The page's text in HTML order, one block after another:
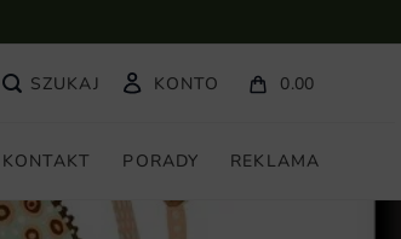
KONTO 0.00
KONTAKT PORADY REKLAMA